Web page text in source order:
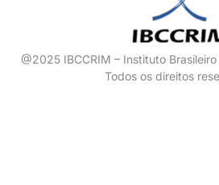
@2025 IBCCRIM – Instituto
Todos os direitos